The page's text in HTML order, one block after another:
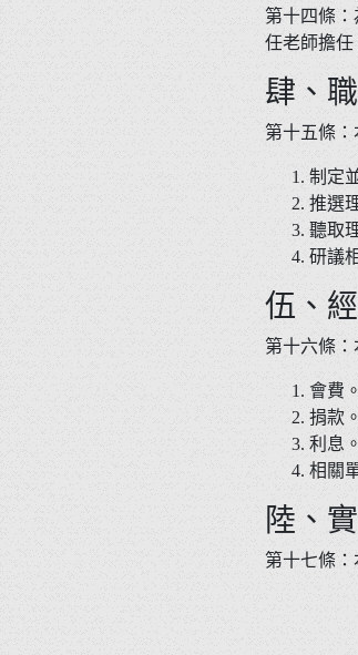
第十四條
任老師擔任
肆、
第十五條：
制定
推選
聽取
研議
伍、
第十六條：
會費。
捐款。
利息。
相關
陸、
第十七條：